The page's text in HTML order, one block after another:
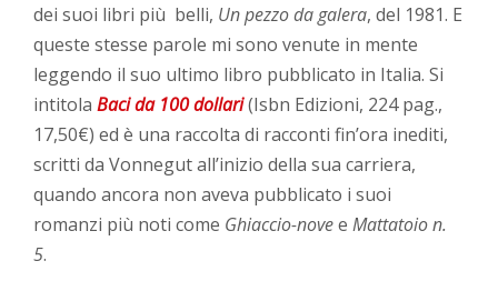
dei suoi libri più belli, Un pezzo da galera, del 1981. E
queste stesse parole mi sono venute in mente
leggendo il suo ultimo libro pubblicato in Italia. Si
intitolaBaci da 100 dollari(Isbn Edizioni, 224 pag.,
17,50€) ed è una raccolta di racconti fin’ora inediti,
scritti da Vonnegut all’inizio della sua carriera,
quando ancora non aveva pubblicato i suoi
romanzi più noti come Ghiaccio-noveeMattatoio n.
5.